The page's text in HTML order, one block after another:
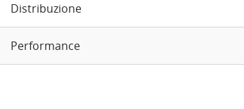
Distribuzione
Performance